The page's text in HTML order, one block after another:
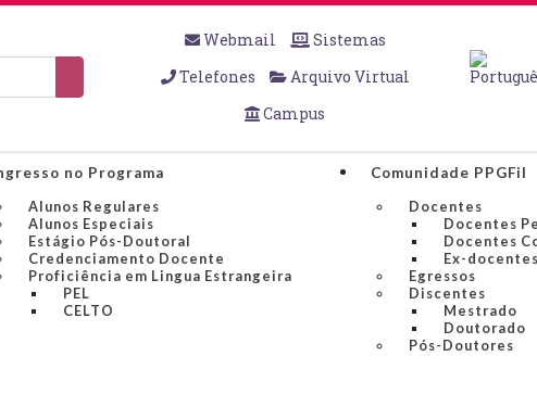
Webmail
Sistemas
Telefones
Arquivo Virtual
Campus
no Programa
Alunos Regulares
Alunos Especiais
Estágio Pós-Doutoral
Credenciamento Docente
Proficiência em Lingua Estrangeira
PEL
CELTO
Comunidade PPGFil
Docentes
Docentes
Docentes
Ex-docentes
Egressos
Discentes
Mestrado
Doutorado
Pós-Doutores